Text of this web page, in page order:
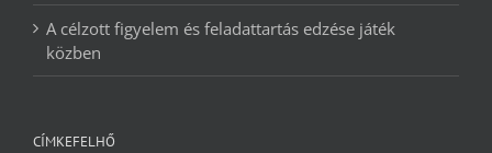
A célzott figyelem és feladattartás edzése játék
közben
CÍMKEFELHŐ